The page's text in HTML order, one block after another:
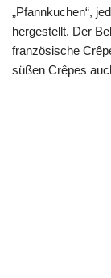
„Pfannkuchen“,
hergestellt. Der
französische
süßen Crêpes